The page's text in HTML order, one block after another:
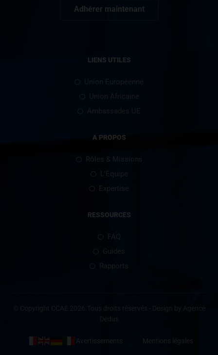
Adhérer maintenant
LIENS UTILES
Union Européenne
Union Africaine
Ambassades UE
A PROPOS
Rôles & Missions
L'Equipe
Expertise
RESSOURCES
FAQ
Guides
Rapports
Mentions légales
Avertissements